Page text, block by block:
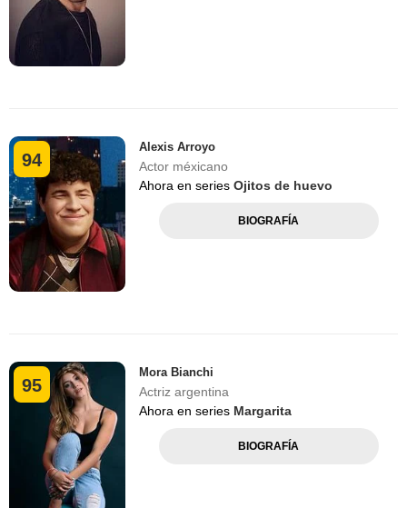
94
Alexis Arroyo
Actor méxicano
Ahora en seriesOjitos de huevo
BIOGRAFÍA
95
Mora Bianchi
Actriz argentina
Ahora en series Margarita
BIOGRAFÍA